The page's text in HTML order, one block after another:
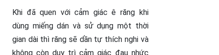
Khi đã quen với cảm giác ê răng khi
dùng miếng dán và sử dụng một thời
gian dài thì răng sẽ dần tự thích nghi và
không còn duy trì cảm giác đau nhức